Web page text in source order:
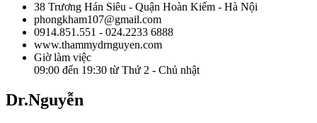
38 Trương Hán Siêu - Quận Hoàn Kiếm - Hà Nội
phongkham107@gmail.com
0914.851.551 - 024.2233 6888
www.thammydrnguyen.com
Giờ làm việc
09:00 đến 19:30 từ Thứ 2 - Chủ nhật
Dr.Nguyễn